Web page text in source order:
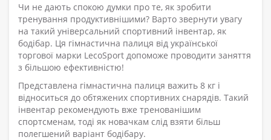
Чи не дають спокою думки про те, як зробити
тренування продуктивнішими? Варто звернути увагу
на такий універсальний спортивний інвентар, як
бодібар. Ця гімнастична палиця від української
торгової марки LecoSport допоможе проводити заняття
з більшою ефективністю!
Представлена гімнастична палиця важить 8 кг і
відноситься до обтяжених спортивних снарядів. Такий
інвентар рекомендують вже тренованішим
спортсменам, тоді як новачкам слід взяти більш
полегшений варіант бодібару.